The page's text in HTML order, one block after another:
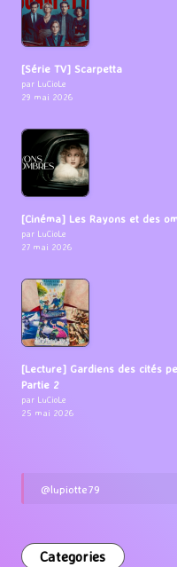
[Série TV] Scarpetta
par LuCioLe
29 mai 2026
[Cinéma] Les Rayons et des
par LuCioLe
27 mai 2026
[Lecture] Gardiens des cités
Partie 2
par LuCioLe
25 mai 2026
@lupiotte79
Categories